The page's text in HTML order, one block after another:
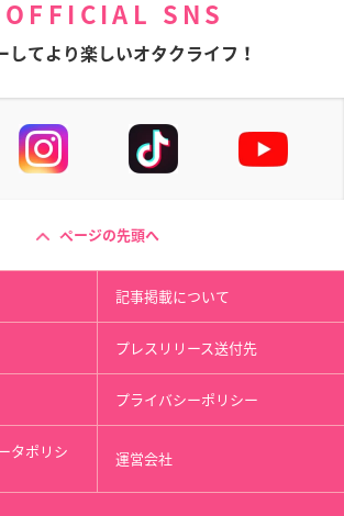
OFFICIAL SNS
してより楽しいオタクライフ！
ページの先頭へ
記事掲載について
プレスリリース送付先
プライバシーポリシー
タポリシ 運営会社